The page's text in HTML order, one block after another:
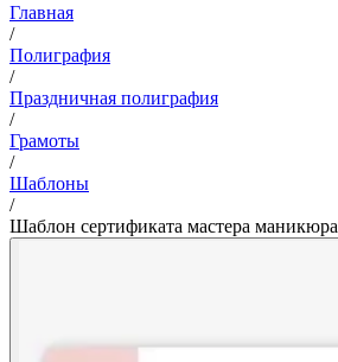
Главная
/
Полиграфия
/
Праздничная полиграфия
/
Грамоты
/
Шаблоны
/
Шаблон сертификата мастера маникюра